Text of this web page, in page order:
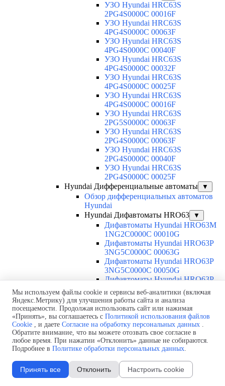
УЗО Hyundai HRC63S
2PG4S0000C 00016F
УЗО Hyundai HRC63S
4PG4S0000C 00063F
УЗО Hyundai HRC63S
4PG4S0000C 00040F
УЗО Hyundai HRC63S
4PG4S0000C 00032F
УЗО Hyundai HRC63S
4PG4S0000C 00025F
УЗО Hyundai HRC63S
4PG4S0000C 00016F
УЗО Hyundai HRC63S
2PG5S0000C 00063F
УЗО Hyundai HRC63S
2PG4S0000C 00063F
УЗО Hyundai HRC63S
2PG4S0000C 00040F
УЗО Hyundai HRC63S
2PG4S0000C 00025F
Hyundai Дифференциальные автоматы
▼
Обзор дифференциальных автоматов
Hyundai
Hyundai Дифавтоматы HRO63
▼
Дифавтоматы Hyundai HRO63M
1NG2C0000C 00010G
Дифавтоматы Hyundai HRO63P
3NG5C0000C 00063G
Дифавтоматы Hyundai HRO63P
3NG5C0000C 00050G
Дифавтоматы Hyundai HRO63P
3NG5C0000C 00040G
Дифавтоматы Hyundai HRO63P
3NG5C0000C 00032G
Дифавтоматы Hyundai HRO63P
3NG5C0000C 00025G
Дифавтоматы Hyundai HRO63P
3NG5C0000C 00020G
Дифавтоматы Hyundai HRO63P
3NG5C0000C 00016G
Дифавтоматы Hyundai HRO63P
3NG5C0000C 00010G
Мы используем файлы cookie и сервисы веб-аналитики (включая
Яндекс.Метрику) для улучшения работы сайта и анализа
посещаемости. Продолжая использовать сайт или нажимая
«Принять», вы соглашаетесь с Политикой использования файлов
Cookie , и даете Согласие на обработку персональных данных .
Обратите внимание, что вы можете отозвать свое согласие в
любое время. При нажатии «Отклонить» данные не собираются.
Подробнее в Политике обработки персональных данных.
Принять все Отклонить Настроить cookie